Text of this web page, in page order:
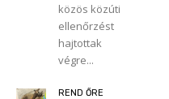
közös közúti
ellenőrzést
hajtottak
végre...
REND ŐRE